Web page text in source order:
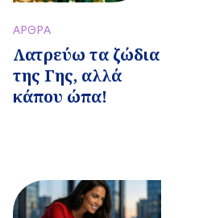
ΑΡΘΡΑ
Λατρεύω τα ζώδια
της Γης, αλλά
κάπου ώπα!